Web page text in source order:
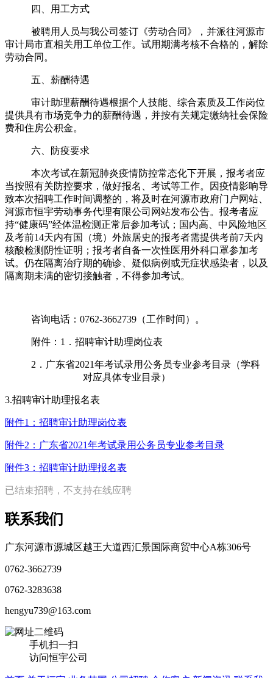
四、用工方式
被聘用人员与我公司签订《劳动合同》，并派往河源市
审计局市直相关用工单位工作。试用期满考核不合格的，解除
劳动合同。
五、薪酬待遇
审计助理薪酬待遇根据个人技能、综合素质及工作岗位
提供具有市场竞争力的薪酬待遇，并按有关规定缴纳社会保险
费和住房公积金。
六、防疫要求
本次考试在新冠肺炎疫情防控常态化下开展，报考者应
当按照有关防控要求，做好报名、考试等工作。因疫情影响导
致本次招聘工作时间调整的，将及时在河源市政府门户网站、
河源市恒宇劳动事务代理有限公司网站发布公告。报考者应
持“健康码”经体温检测正常后参加考试；国内高、中风险地区
及考前14天内有国（境）外旅居史的报考者需提供考前7天内
核酸检测阴性证明；报考者自备一次性医用外科口罩参加考
试。仍在隔离治疗期的确诊、疑似病例或无症状感染者，以及
隔离期未满的密切接触者，不得参加考试。
咨询电话：0762-3662739（工作时间）。
附件：1．招聘审计助理岗位表
2．广东省2021年考试录用公务员专业参考目录（学科
对应具体专业目录）
3.招聘审计助理报名表
附件1：招聘审计助理岗位表
附件2：广东省2021年考试录用公务员专业参考目录
附件3：招聘审计助理报名表
已结束招聘，不支持在线应聘
联系我们
广东河源市源城区越王大道西汇景国际商贸中心A栋306号
0762-3662739
0762-3283638
hengyu739@163.com
手机扫一扫
访问恒宇公司